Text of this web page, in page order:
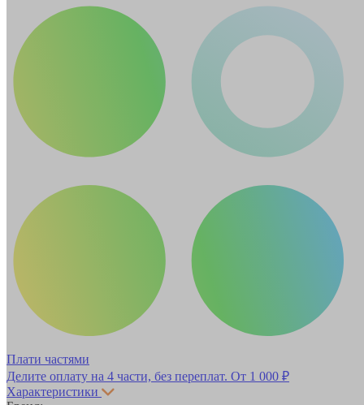
Плати частями
Делите оплату на 4 части, без переплат. От 1 000 ₽
Характеристики